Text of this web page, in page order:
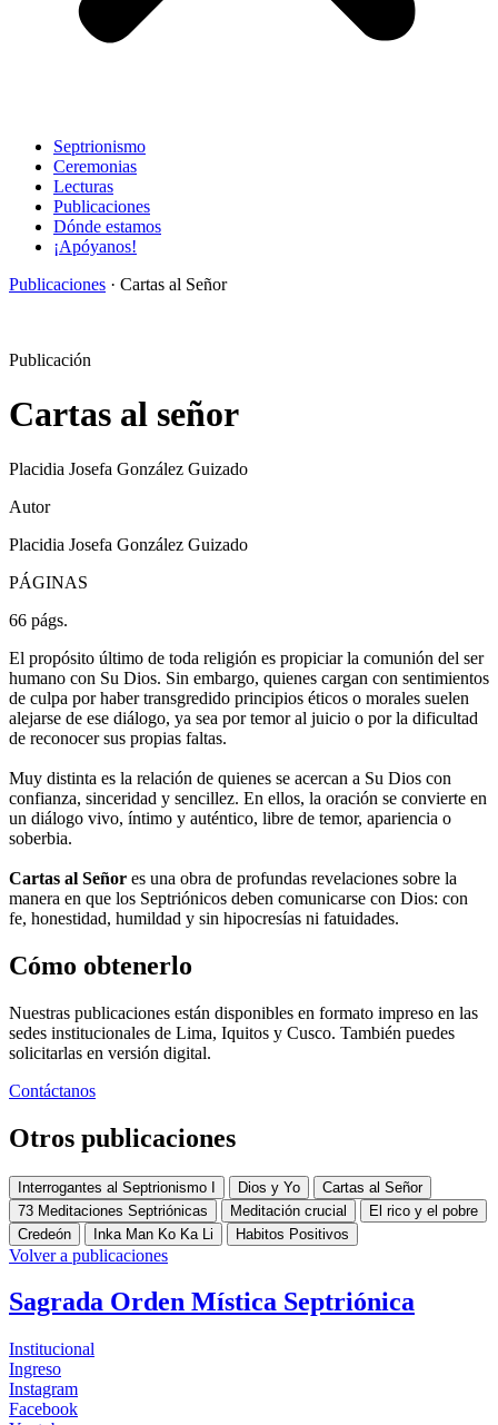
Septrionismo
Ceremonias
Lecturas
Publicaciones
Dónde estamos
¡Apóyanos!
Publicaciones · Cartas al Señor
Publicación
Cartas al señor
Placidia Josefa González Guizado
Autor
Placidia Josefa González Guizado
PÁGINAS
66 págs.
El propósito último de toda religión es propiciar la comunión del ser
humano con Su Dios. Sin embargo, quienes cargan con sentimientos
de culpa por haber transgredido principios éticos o morales suelen
alejarse de ese diálogo, ya sea por temor al juicio o por la dificultad
de reconocer sus propias faltas.
Muy distinta es la relación de quienes se acercan a Su Dios con
confianza, sinceridad y sencillez. En ellos, la oración se convierte en
un diálogo vivo, íntimo y auténtico, libre de temor, apariencia o
soberbia.
Cartas al Señor es una obra de profundas revelaciones sobre la
manera en que los Septriónicos deben comunicarse con Dios: con
fe, honestidad, humildad y sin hipocresías ni fatuidades.
Cómo obtenerlo
Nuestras publicaciones están disponibles en formato impreso en las
sedes institucionales de Lima, Iquitos y Cusco. También puedes
solicitarlas en versión digital.
Contáctanos
Otros publicaciones
Interrogantes al Septrionismo I Dios y Yo
Cartas al Señor
73 Meditaciones Septriónicas
Meditación crucial
El rico y el pobre
Credeón
Inka Man Ko Ka Li Habitos Positivos
Volver a publicaciones
Sagrada Orden Mística Septriónica
Institucional
Ingreso
Instagram
Facebook